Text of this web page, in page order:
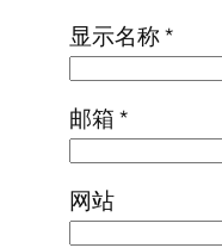
显示名称*
邮箱*
网站